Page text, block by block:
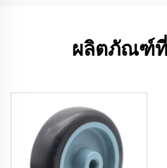
ผลิตภัณฑ์ที่